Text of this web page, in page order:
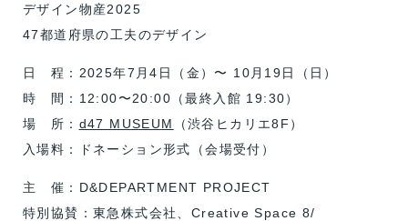
デザイン物産2025
47都道府県の工夫のデザイン
日 程：2025年7月4日（金）〜 10月19日（日）
時 間：12:00〜20:00（最終入館 19:30）
場 所： d47 MUSEUM
（渋谷ヒカリエ8F）
入場料：ドネーション形式（会場受付）
主 催：D&DEPARTMENT PROJECT
特別協賛：東急株式会社、Creative Space 8/